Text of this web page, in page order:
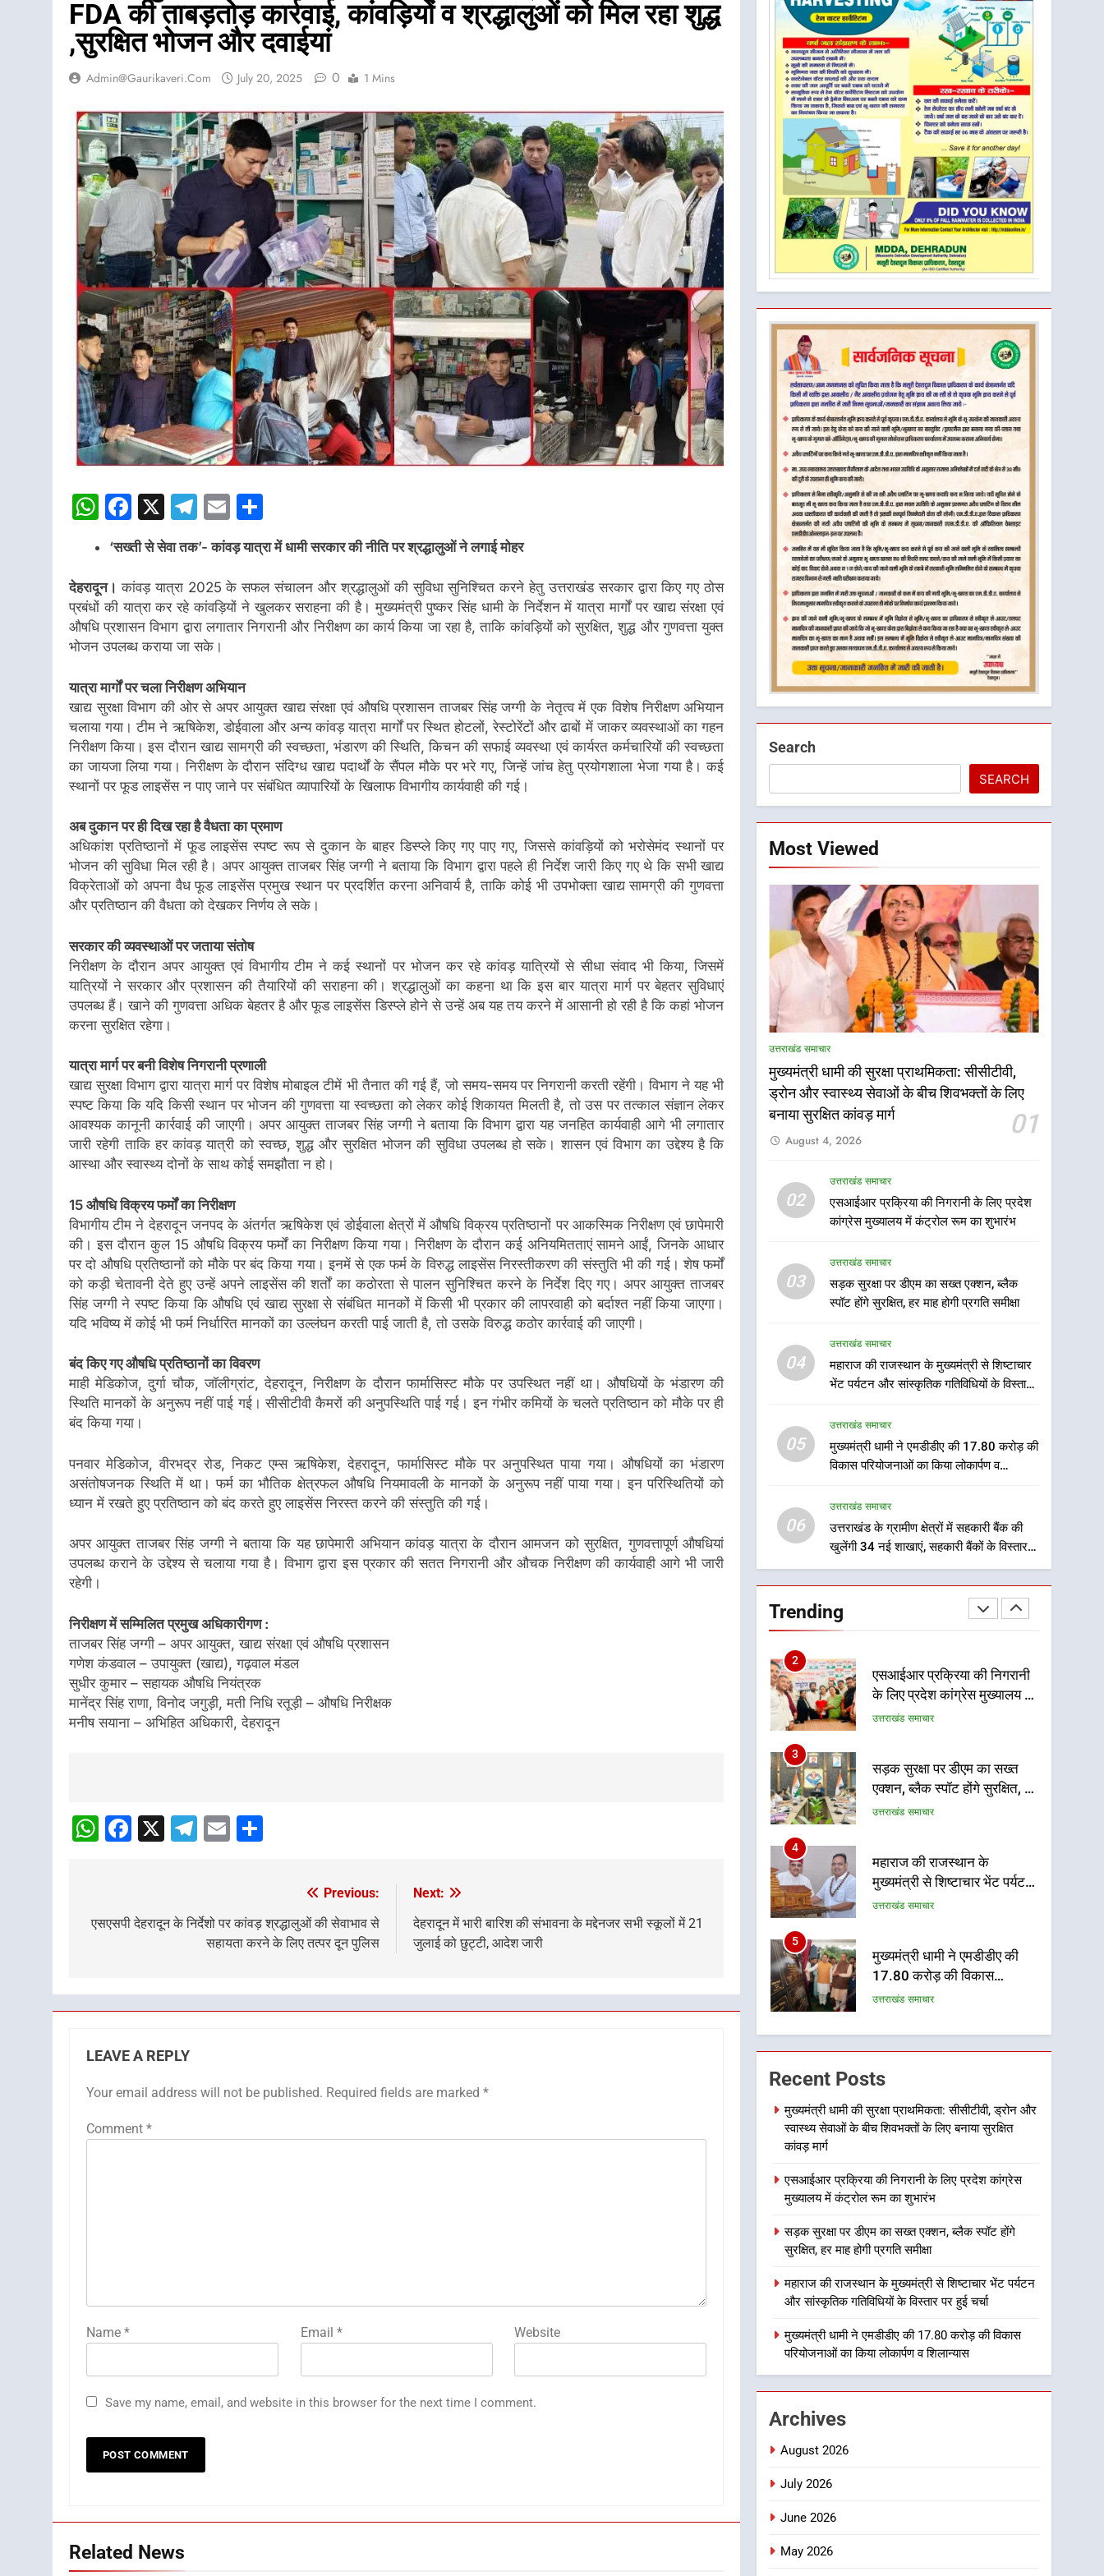
FDA की ताबड़तोड़ कार्रवाई, कांवड़ियों व श्रद्धालुओं को मिल रहा शुद्ध
,सुरक्षित भोजन और दवाईयां
Admin@gaurikaveri.com July 20, 2025 0 1 Mins
WhatsApp
Facebook
X Telegram
Email
‘सख्ती से सेवा तक’- कांवड़ यात्रा में धामी सरकार की नीति पर श्रद्धालुओं ने लगाई मोहर
देहरादून। कांवड़ यात्रा 2025 के सफल संचालन और श्रद्धालुओं की सुविधा सुनिश्चित करने हेतु उत्तराखंड सरकार द्वारा किए गए ठोस
प्रबंधों की यात्रा कर रहे कांवड़ियों ने खुलकर सराहना की है। मुख्यमंत्री पुष्कर सिंह धामी के निर्देशन में यात्रा मार्गों पर खाद्य संरक्षा एवं
औषधि प्रशासन विभाग द्वारा लगातार निगरानी और निरीक्षण का कार्य किया जा रहा है, ताकि कांवड़ियों को सुरक्षित, शुद्ध और गुणवत्ता युक्त
भोजन उपलब्ध कराया जा सके।
यात्रा मार्गों पर चला निरीक्षण अभियान
खाद्य सुरक्षा विभाग की ओर से अपर आयुक्त खाद्य संरक्षा एवं औषधि प्रशासन ताजबर सिंह जग्गी के नेतृत्व में एक विशेष निरीक्षण अभियान
चलाया गया। टीम ने ऋषिकेश, डोईवाला और अन्य कांवड़ यात्रा मार्गों पर स्थित होटलों, रेस्टोरेंटों और ढाबों में जाकर व्यवस्थाओं का गहन
निरीक्षण किया। इस दौरान खाद्य सामग्री की स्वच्छता, भंडारण की स्थिति, किचन की सफाई व्यवस्था एवं कार्यरत कर्मचारियों की स्वच्छता
का जायजा लिया गया। निरीक्षण के दौरान संदिग्ध खाद्य पदार्थों के सैंपल मौके पर भरे गए, जिन्हें जांच हेतु प्रयोगशाला भेजा गया है। कई
स्थानों पर फूड लाइसेंस न पाए जाने पर संबंधित व्यापारियों के खिलाफ विभागीय कार्यवाही की गई।
अब दुकान पर ही दिख रहा है वैधता का प्रमाण
अधिकांश प्रतिष्ठानों में फूड लाइसेंस स्पष्ट रूप से दुकान के बाहर डिस्प्ले किए गए पाए गए, जिससे कांवड़ियों को भरोसेमंद स्थानों पर
भोजन की सुविधा मिल रही है। अपर आयुक्त ताजबर सिंह जग्गी ने बताया कि विभाग द्वारा पहले ही निर्देश जारी किए गए थे कि सभी खाद्य
विक्रेताओं को अपना वैध फूड लाइसेंस प्रमुख स्थान पर प्रदर्शित करना अनिवार्य है, ताकि कोई भी उपभोक्ता खाद्य सामग्री की गुणवत्ता
और प्रतिष्ठान की वैधता को देखकर निर्णय ले सके।
सरकार की व्यवस्थाओं पर जताया संतोष
निरीक्षण के दौरान अपर आयुक्त एवं विभागीय टीम ने कई स्थानों पर भोजन कर रहे कांवड़ यात्रियों से सीधा संवाद भी किया, जिसमें
यात्रियों ने सरकार और प्रशासन की तैयारियों की सराहना की। श्रद्धालुओं का कहना था कि इस बार यात्रा मार्ग पर बेहतर सुविधाएं
उपलब्ध हैं। खाने की गुणवत्ता अधिक बेहतर है और फूड लाइसेंस डिस्प्ले होने से उन्हें अब यह तय करने में आसानी हो रही है कि कहां भोजन
करना सुरक्षित रहेगा।
यात्रा मार्ग पर बनी विशेष निगरानी प्रणाली
खाद्य सुरक्षा विभाग द्वारा यात्रा मार्ग पर विशेष मोबाइल टीमें भी तैनात की गई हैं, जो समय-समय पर निगरानी करती रहेंगी। विभाग ने यह भी
स्पष्ट किया कि यदि किसी स्थान पर भोजन की गुणवत्ता या स्वच्छता को लेकर कोई शिकायत मिलती है, तो उस पर तत्काल संज्ञान लेकर
आवश्यक कानूनी कार्रवाई की जाएगी। अपर आयुक्त ताजबर सिंह जग्गी ने बताया कि विभाग द्वारा यह जनहित कार्यवाही आगे भी लगातार
जारी रहेगी ताकि हर कांवड़ यात्री को स्वच्छ, शुद्ध और सुरक्षित भोजन की सुविधा उपलब्ध हो सके। शासन एवं विभाग का उद्देश्य है कि
आस्था और स्वास्थ्य दोनों के साथ कोई समझौता न हो।
15 औषधि विक्रय फर्मों का निरीक्षण
विभागीय टीम ने देहरादून जनपद के अंतर्गत ऋषिकेश एवं डोईवाला क्षेत्रों में औषधि विक्रय प्रतिष्ठानों पर आकस्मिक निरीक्षण एवं छापेमारी
की। इस दौरान कुल 15 औषधि विक्रय फर्मों का निरीक्षण किया गया। निरीक्षण के दौरान कई अनियमितताएं सामने आईं, जिनके आधार
पर दो औषधि प्रतिष्ठानों को मौके पर बंद किया गया। इनमें से एक फर्म के विरुद्ध लाइसेंस निरस्तीकरण की संस्तुति भी की गई। शेष फर्मों
को कड़ी चेतावनी देते हुए उन्हें अपने लाइसेंस की शर्तों का कठोरता से पालन सुनिश्चित करने के निर्देश दिए गए। अपर आयुक्त ताजबर
सिंह जग्गी ने स्पष्ट किया कि औषधि एवं खाद्य सुरक्षा से संबंधित मानकों में किसी भी प्रकार की लापरवाही को बर्दाश्त नहीं किया जाएगा।
यदि भविष्य में कोई भी फर्म निर्धारित मानकों का उल्लंघन करती पाई जाती है, तो उसके विरुद्ध कठोर कार्रवाई की जाएगी।
बंद किए गए औषधि प्रतिष्ठानों का विवरण
माही मेडिकोज, दुर्गा चौक, जॉलीग्रांट, देहरादून, निरीक्षण के दौरान फार्मासिस्ट मौके पर उपस्थित नहीं था। औषधियों के भंडारण की
स्थिति मानकों के अनुरूप नहीं पाई गई। सीसीटीवी कैमरों की अनुपस्थिति पाई गई। इन गंभीर कमियों के चलते प्रतिष्ठान को मौके पर ही
बंद किया गया।
पनवार मेडिकोज, वीरभद्र रोड, निकट एम्स ऋषिकेश, देहरादून, फार्मासिस्ट मौके पर अनुपस्थित पाया गया। औषधियों का भंडारण
असंतोषजनक स्थिति में था। फर्म का भौतिक क्षेत्रफल औषधि नियमावली के मानकों के अनुरूप नहीं पाया गया। इन परिस्थितियों को
ध्यान में रखते हुए प्रतिष्ठान को बंद करते हुए लाइसेंस निरस्त करने की संस्तुति की गई।
अपर आयुक्त ताजबर सिंह जग्गी ने बताया कि यह छापेमारी अभियान कांवड़ यात्रा के दौरान आमजन को सुरक्षित, गुणवत्तापूर्ण औषधियां
उपलब्ध कराने के उद्देश्य से चलाया गया है। विभाग द्वारा इस प्रकार की सतत निगरानी और औचक निरीक्षण की कार्यवाही आगे भी जारी
रहेगी।
निरीक्षण में सम्मिलित प्रमुख अधिकारीगण :
ताजबर सिंह जग्गी – अपर आयुक्त, खाद्य संरक्षा एवं औषधि प्रशासन
गणेश कंडवाल – उपायुक्त (खाद्य), गढ़वाल मंडल
सुधीर कुमार – सहायक औषधि नियंत्रक
मानेंद्र सिंह राणा, विनोद जगुड़ी, मती निधि रतूड़ी – औषधि निरीक्षक
मनीष सयाना – अभिहित अधिकारी, देहरादून
Navigation
WhatsApp
Facebook
X Telegram
Email
navigation
Previous:
एसएसपी देहरादून के निर्देशो पर कांवड़ श्रद्धालुओं की सेवाभाव से
सहायता करने के लिए तत्पर दून पुलिस
Next:
देहरादून में भारी बारिश की संभावना के मद्देनजर सभी स्कूलों में 21
जुलाई को छुट्टी, आदेश जारी
LEAVE A REPLY
Your email address will not be published. Required fields are marked *
Comment *
Name * Email * Website
Save my name, email, and website in this browser for the next time I comment.
Related News
Search
SEARCH
Most Viewed
उत्तराखंड समाचार
मुख्यमंत्री धामी की सुरक्षा प्राथमिकता: सीसीटीवी,
ड्रोन और स्वास्थ्य सेवाओं के बीच शिवभक्तों के लिए
बनाया सुरक्षित कांवड़ मार्ग
01
August 4, 2026
02
उत्तराखंड समाचार
एसआईआर प्रक्रिया की निगरानी के लिए प्रदेश
कांग्रेस मुख्यालय में कंट्रोल रूम का शुभारंभ
03
उत्तराखंड समाचार
सड़क सुरक्षा पर डीएम का सख्त एक्शन, ब्लैक
स्पॉट होंगे सुरक्षित, हर माह होगी प्रगति समीक्षा
04
उत्तराखंड समाचार
महाराज की राजस्थान के मुख्यमंत्री से शिष्टाचार
भेंट पर्यटन और सांस्कृतिक गतिविधियों के विस्तार
05
उत्तराखंड समाचार
मुख्यमंत्री धामी ने एमडीडीए की 17.80 करोड़ की
विकास परियोजनाओं का किया लोकार्पण व
06
उत्तराखंड समाचार
उत्तराखंड के ग्रामीण क्षेत्रों में सहकारी बैंक की
खुलेंगी 34 नई शाखाएं, सहकारी बैंकों के विस्तार से
ग्रामीण क्षेत्रों में मिलेंगी बैंकिंग सेवाएं – धन सिंह
Trending
5
मुख्यमंत्री धामी ने एमडीडीए की
17.80 करोड़ की विकास
शिलान्यास
6
उत्तराखंड के ग्रामीण क्षेत्रों में
शाखाएं, सहकारी बैंकों के विस्तार से
ग्रामीण क्षेत्रों में मिलेंगी बैंकिंग
सेवाएं – धन सिंह
उत्तराखंड समाचार
7
फिजियोथेरेपिस्टों की रिक्तियों पर
की उठाई मांग
उत्तराखंड समाचार
होगी CBCID जांच, शासन से जारी
हुआ आदेश
उत्तराखंड समाचार
1
मुख्यमंत्री धामी की सुरक्षा
प्राथमिकता: सीसीटीवी, ड्रोन और
स्वास्थ्य सेवाओं के बीच शिवभक्तों
2
एसआईआर प्रक्रिया की निगरानी
के लिए प्रदेश कांग्रेस मुख्यालय में
कंट्रोल रूम का शुभारंभ
उत्तराखंड समाचार
3
सड़क सुरक्षा पर डीएम का सख्त
एक्शन, ब्लैक स्पॉट होंगे सुरक्षित, हर
माह होगी प्रगति समीक्षा
उत्तराखंड समाचार
4
महाराज की राजस्थान के
मुख्यमंत्री से शिष्टाचार भेंट पर्यटन
और सांस्कृतिक गतिविधियों के
उत्तराखंड समाचार
5
मुख्यमंत्री धामी ने एमडीडीए की
17.80 करोड़ की विकास
परियोजनाओं का किया लोकार्पण व
उत्तराखंड समाचार
6
उत्तराखंड के ग्रामीण क्षेत्रों में
सहकारी बैंक की खुलेंगी 34 नई
शाखाएं, सहकारी बैंकों के विस्तार से
ग्रामीण क्षेत्रों में मिलेंगी बैंकिंग
सेवाएं – धन सिंह
7
मिला प्रतिनिधिमंडल, शीघ्र भर्ती
की उठाई मांग
उत्तराखंड समाचार
शिक्षिका सृष्टि कंडारी की मौत की
होगी CBCID जांच, शासन से जारी
हुआ आदेश
उत्तराखंड समाचार
मुख्यमंत्री धामी की सुरक्षा
प्राथमिकता: सीसीटीवी, ड्रोन और
के लिए बनाया सुरक्षित कांवड़ मार्ग
उत्तराखंड समाचार
Recent Posts
मुख्यमंत्री धामी की सुरक्षा प्राथमिकता: सीसीटीवी, ड्रोन और
स्वास्थ्य सेवाओं के बीच शिवभक्तों के लिए बनाया सुरक्षित
कांवड़ मार्ग
एसआईआर प्रक्रिया की निगरानी के लिए प्रदेश कांग्रेस
मुख्यालय में कंट्रोल रूम का शुभारंभ
सड़क सुरक्षा पर डीएम का सख्त एक्शन, ब्लैक स्पॉट होंगे
सुरक्षित, हर माह होगी प्रगति समीक्षा
महाराज की राजस्थान के मुख्यमंत्री से शिष्टाचार भेंट पर्यटन
और सांस्कृतिक गतिविधियों के विस्तार पर हुई चर्चा
मुख्यमंत्री धामी ने एमडीडीए की 17.80 करोड़ की विकास
परियोजनाओं का किया लोकार्पण व शिलान्यास
Archives
August 2026
July 2026
June 2026
May 2026